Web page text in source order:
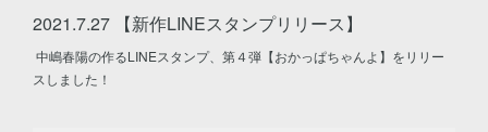
2021.7.27 【新作LINEスタンプリリース】
中嶋春陽の作るLINEスタンプ、第４弾【おかっぱちゃんよ】をリリー
スしました！